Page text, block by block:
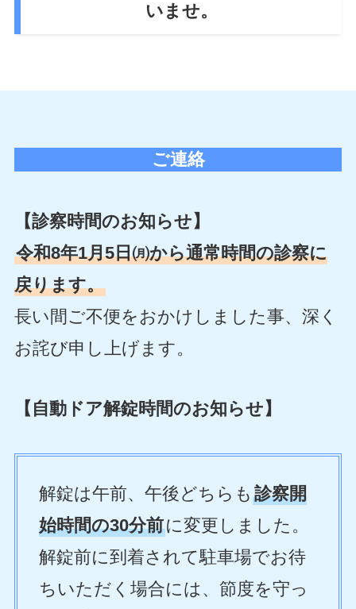
いませ。
ご連絡
【診察時間のお知らせ】
令和8年1月5日㈪から通常時間の診察に
戻ります。
長い間ご不便をおかけしました事、深く
お詫び申し上げます。
【自動ドア解錠時間のお知らせ】
解錠は午前、午後どちらも 診察開
始時間の30分前に変更しました。
解錠前に到着されて駐車場でお待
ちいただく場合には、節度を守っ